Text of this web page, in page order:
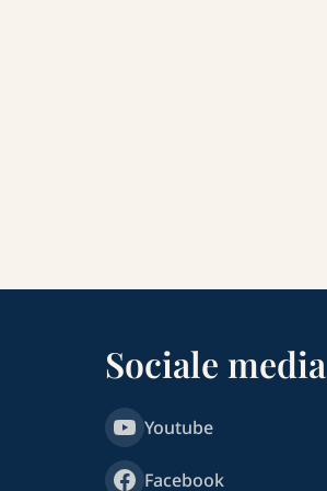
Sociale media
Youtube
Facebook